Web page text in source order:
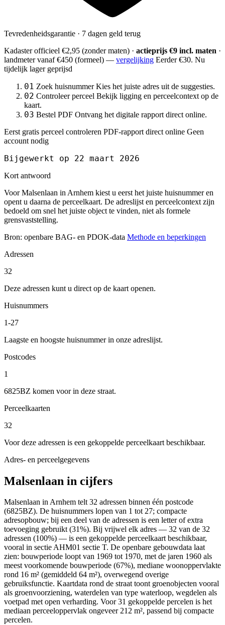
Tevredenheidsgarantie · 7 dagen geld terug
Kadaster officieel €2,95 (zonder maten) · actieprijs €9 incl. maten ·
landmetervanaf €450 (formeel) — vergelijking Eerder €30. Nu
tijdelijk lager geprijsd
01 Zoek huisnummer Kies het juiste adres uit de suggesties.
02 Controleer perceel Bekijk ligging en perceelcontext op de
kaart.
03 Bestel PDF Ontvang het digitale rapport direct online.
Eerst gratis perceel controleren PDF-rapport direct online Geen
account nodig
Bijgewerkt op 22 maart 2026
Kort antwoord
Voor Malsenlaan in Arnhem kiest u eerst het juiste huisnummer en
opent u daarna de perceelkaart. De adreslijst en perceelcontext zijn
bedoeld om snel het juiste object te vinden, niet als formele
grensvaststelling.
Bron: openbare BAG- en PDOK-data Methode en beperkingen
Adressen
32
Deze adressen kunt u direct op de kaart openen.
Huisnummers
1-27
Laagste en hoogste huisnummer in onze adreslijst.
Postcodes
1
6825BZ komen voor in deze straat.
Perceelkaarten
32
Voor deze adressen is een gekoppelde perceelkaart beschikbaar.
Adres- en perceelgegevens
Malsenlaan in cijfers
Malsenlaan in Arnhem telt 32 adressen binnen één postcode
(6825BZ). De huisnummers lopen van 1 tot 27; compacte
adresopbouw; bij een deel van de adressen is een letter of extra
toevoeging gebruikt (31%). Bij vrijwel elk adres — 32 van de 32
adressen (100%) — is een gekoppelde perceelkaart beschikbaar,
vooral in sectie AHM01 sectie T. De openbare gebouwdata laat
zien: bouwperiode loopt van 1969 tot 1970, met de jaren 1960 als
meest voorkomende bouwperiode (67%), mediane woonoppervlakte
rond 16 m² (gemiddeld 64 m²), overwegend overige
gebruiksfunctie. Kaartdata rond de straat toont groenobjecten vooral
als groenvoorziening, waterdelen van type waterloop, wegdelen als
voetpad met open verharding. Voor 31 gekoppelde percelen is het
mediaan perceeloppervlak ongeveer 212 m², passend bij compacte
percelen.